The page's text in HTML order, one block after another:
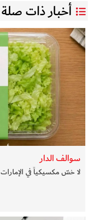
أخبار ذات صلة
سوالف الدار
لا خسّ مكسيكياً في الإمارات